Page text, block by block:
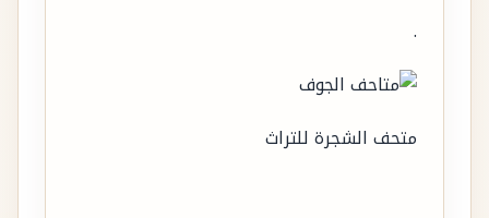
.
متحف الشجرة للتراث